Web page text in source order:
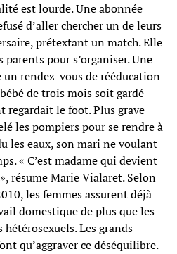
est lourde. Une abonnée
d’aller chercher un de leurs
prétextant un match. Elle
parents pour s’organiser. Une
rendez-vous de rééducation
de trois mois soit gardé
regardait le foot. Plus grave
les pompiers pour se rendre à
les eaux, son mari ne voulant
« C’est madame qui devient
résume Marie Vialaret. Selon
les femmes assurent déjà
domestique de plus que les
Les grands
qu’aggraver ce déséquilibre.